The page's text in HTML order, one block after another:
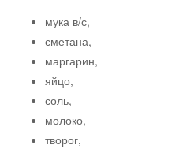
мука в/с,
сметана,
маргарин,
яйцо,
соль,
молоко,
творог,